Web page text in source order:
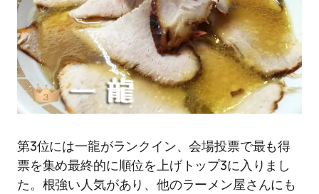
第3位には一龍がランクイン、会場投票で最も得
票を集め最終的に順位を上げトップ3に入りまし
た。根強い人気があり、他のラーメン屋さんにも